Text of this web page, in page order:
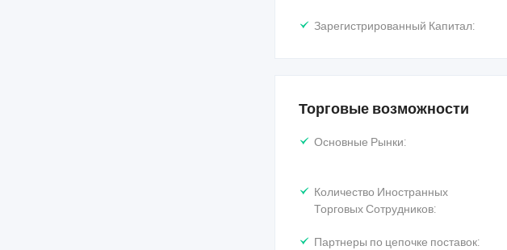
Зарегистрированный Капитал:
Торговые возможности
Основные Рынки:
Количество Иностранных
Торговых Сотрудников:
Партнеры по цепочке поставок: